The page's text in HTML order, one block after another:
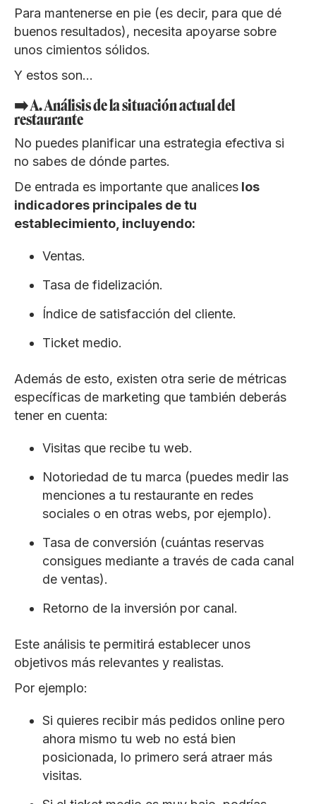
Para mantenerse en pie (es decir, para que dé
buenos resultados), necesita apoyarse sobre
unos cimientos sólidos.
Y estos son…
➡️ A. Análisis de la situación actual del
restaurante
No puedes planificar una estrategia efectiva si
no sabes de dónde partes.
De entrada es importante que analices los
indicadores principales de tu
establecimiento, incluyendo:
Ventas.
Tasa de fidelización.
Índice de satisfacción del cliente.
Ticket medio.
Además de esto, existen otra serie de métricas
específicas de marketing que también deberás
tener en cuenta:
Visitas que recibe tu web.
Notoriedad de tu marca (puedes medir las
menciones a tu restaurante en redes
sociales o en otras webs, por ejemplo).
Tasa de conversión (cuántas reservas
consigues mediante a través de cada canal
de ventas).
Retorno de la inversión por canal.
Este análisis te permitirá establecer unos
objetivos más relevantes y realistas.
Por ejemplo:
Si quieres recibir más pedidos online pero
ahora mismo tu web no está bien
posicionada, lo primero será atraer más
visitas.